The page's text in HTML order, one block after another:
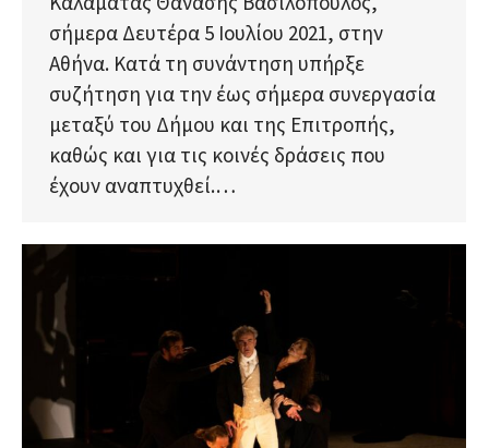
σήμερα Δευτέρα 5 Ιουλίου 2021, στην
Αθήνα. Κατά τη συνάντηση υπήρξε
συζήτηση για την έως σήμερα συνεργασία
μεταξύ του Δήμου και της Επιτροπής,
καθώς και για τις κοινές δράσεις που
έχουν αναπτυχθεί.…